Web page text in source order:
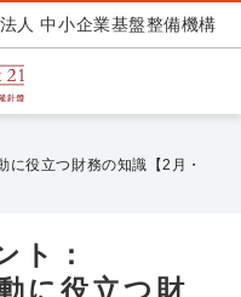
人 中小企業基盤整備機構
役立つ財務の知識【2月・
ト：
に役立つ財